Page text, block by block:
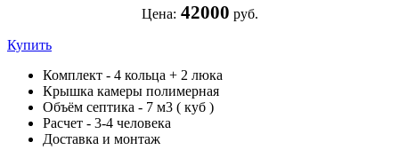
Цена: 42000 руб.
Купить
Комплект - 4 кольца + 2 люка
Крышка камеры полимерная
Объём септика - 7 м3 ( куб )
Расчет - 3-4 человека
Доставка и монтаж